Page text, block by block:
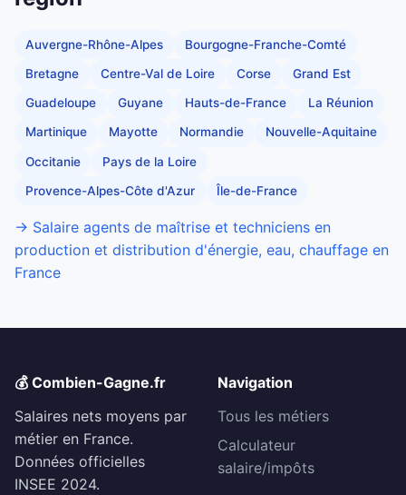
Auvergne-Rhône-Alpes Bourgogne-Franche-Comté
Bretagne Centre-Val de Loire Corse Grand Est
Guadeloupe Guyane Hauts-de-France La Réunion
Martinique Mayotte Normandie Nouvelle-Aquitaine
Occitanie Pays de la Loire
Provence-Alpes-Côte d'Azur Île-de-France
→ Salaire agents de maîtrise et techniciens en
production et distribution d'énergie, eau, chauffage en
France
💰 Combien-Gagne.fr
Salaires nets moyens par
métier en France.
Données officielles
INSEE 2024.
Navigation
Tous les métiers
Calculateur
salaire/impôts